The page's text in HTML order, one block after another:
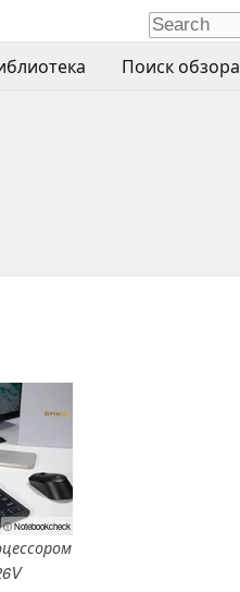
Поиск обзора
ⓘ Notebookcheck